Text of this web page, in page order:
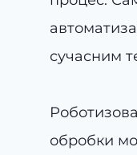
сучасним
обробки